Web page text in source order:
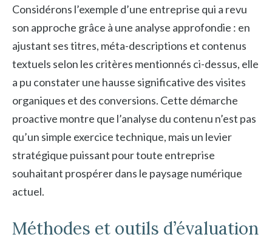
Considérons l’exemple d’une entreprise qui a revu
son approche grâce à une analyse approfondie : en
ajustant ses titres, méta-descriptions et contenus
textuels selon les critères mentionnés ci-dessus, elle
a pu constater une hausse significative des visites
organiques et des conversions. Cette démarche
proactive montre que l’analyse du contenu n’est pas
qu’un simple exercice technique, mais un levier
stratégique puissant pour toute entreprise
souhaitant prospérer dans le paysage numérique
actuel.
Méthodes et outils d’évaluation